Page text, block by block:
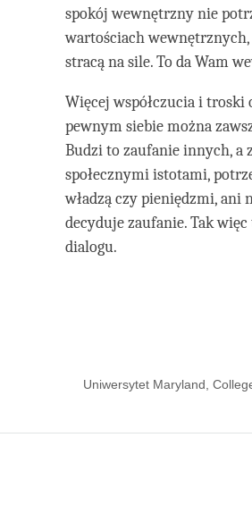
spokój wewnętrzny nie
wartościach
stracą na sile. To da Wam
Więcej współczucia i troski
pewnym siebie można
Budzi to zaufanie innych, a
społecznymi istotami,
władzą czy pieniędzmi, ani
decyduje zaufanie. Tak
dialogu.
Uniwersytet Maryland,